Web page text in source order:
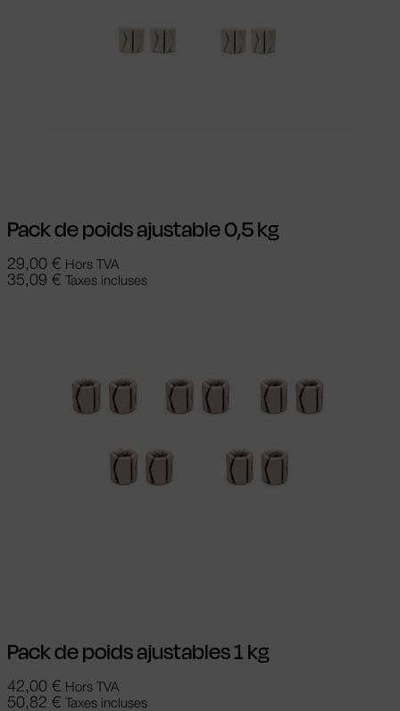
Pack de poids ajustable 0,5 kg
29,00 € Hors TVA
35,09 € Taxes incluses
Pack de poids ajustables 1 kg
42,00 € Hors TVA
50,82 € Taxes incluses